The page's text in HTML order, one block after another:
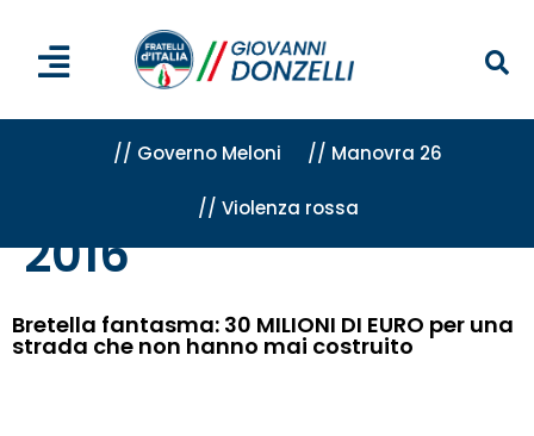
// Governo Meloni // Manovra 26
// Violenza rossa
Archivi per 2016»Pagina 6
2016
Bretella fantasma: 30 MILIONI DI EURO per una
strada che non hanno mai costruito